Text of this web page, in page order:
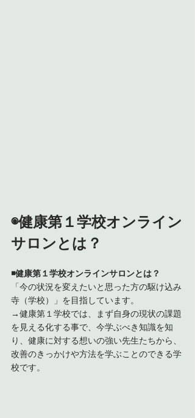
◉健康第１学校オンライン
サロンとは？
◾️健康第１学校オンラインサロンとは？
「今の状況を変えたいと思った方の駆け込み
寺（学校）」を目指しています。
→健康第１学校では、まず自身の現状の課題
を見える化する事で、今学ぶべき知識を知
り、健康に対する想いの強い先生たちから、
改善のきっかけや方法を学ぶことのできる学
校です。